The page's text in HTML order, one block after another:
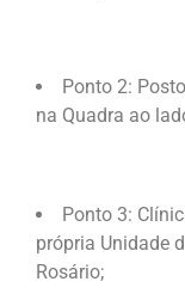
Ponto 2:
na Quadra ao
Ponto 3:
própria Unidade
Rosário;